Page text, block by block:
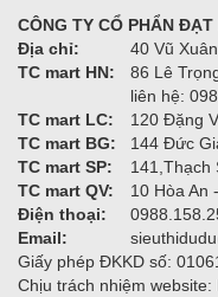
CÔNG TY CỔ PHẨN ĐẠT
Địa chỉ:
40 Vũ
TC mart HN:
86 Lê
liên hệ:
TC mart LC:
120 Đặng
TC mart BG:
144 Đức
TC mart SP:
141,Thạch
TC mart QV:
10 Hòa An
Điện thoại:
Email:
Giấy phép ĐKKD số:
Chịu trách nhiệm website: